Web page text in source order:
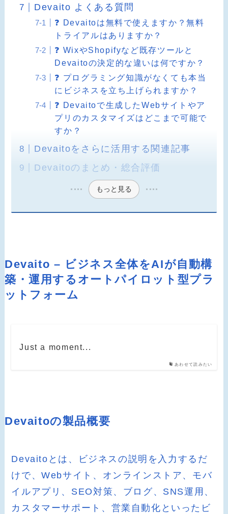
Devaito よくある質問
❓ Devaitoは無料で使えますか？無料
トライアルはありますか？
❓ WixやShopifyなど既存ツールと
Devaitoの決定的な違いは何ですか？
❓ プログラミング知識がなくても本当
にビジネスを立ち上げられますか？
❓ Devaitoで生成したWebサイトやア
プリのカスタマイズはどこまで可能で
すか？
Devaitoをさらに活用する関連記事
Devaitoのまとめ・総合評価
もっと見る
Devaito – ビジネス全体をAIが自動構
築・運用するオートパイロット型プラ
ットフォーム
あわせて読みたい
Just a moment...
Devaitoの製品概要
Devaitoとは、ビジネスの説明を入力するだ
けで、Webサイト、オンラインストア、モバ
イルアプリ、SEO対策、ブログ、SNS運用、
カスタマーサポート、営業自動化といったビ